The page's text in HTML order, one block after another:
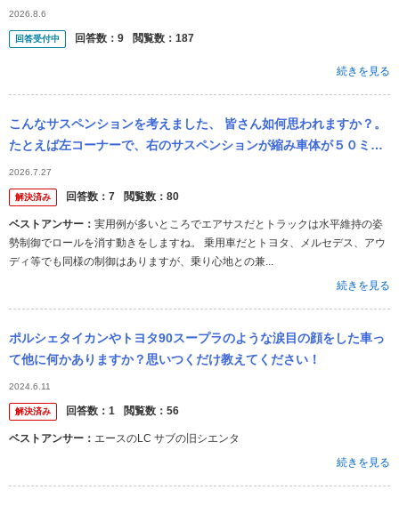
るのですが、これはよくあるのかな？ということです。 縁あって、
これ...
2026.8.6
回答受付中 回答数： 9 閲覧数： 187
続きを見る
こんなサスペンションを考えました、 皆さん如何思われますか？。
たとえば左コーナーで、右のサスペンションが縮み車体が５０ミリ
傾いた時、油圧で瞬時に反応する車高調で５０ミリ車高を上げる機
能の有るサ...
2026.7.27
解決済み 回答数： 7 閲覧数： 80
ベストアンサー： 実用例が多いところでエアサスだとトラックは水平維持の姿
勢制御でロールを消す動きをしますね。 乗用車だとトヨタ、メルセデス、アウ
ディ等でも同様の制御はありますが、乗り心地との兼...
続きを見る
ポルシェタイカンやトヨタ90スープラのような涙目の顔をした車っ
て他に何かありますか？思いつくだけ教えてください！
2024.6.11
解決済み 回答数： 1 閲覧数： 56
ベストアンサー： エースのLC サブの旧シエンタ
続きを見る